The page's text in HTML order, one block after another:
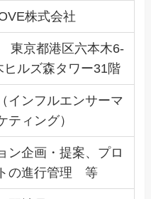
株式会社
東京都港区六本木6-
ルズ森タワー31階
インフルエンサーマ
ティング）
ン企画・提案、プロ
の進行管理 等